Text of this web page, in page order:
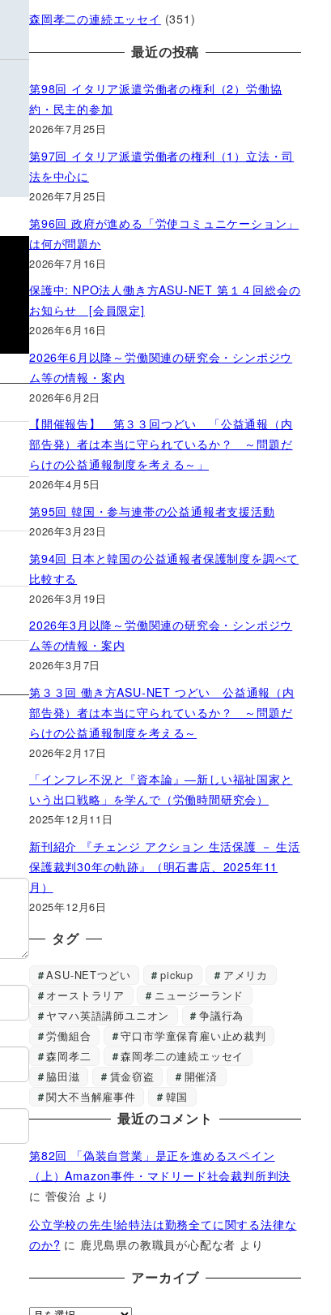
森岡孝二の連続エッセイ (351)
最近の投稿
第98回 イタリア派遣労働者の権利（2）労働協
約・民主的参加
2026年7月25日
第97回 イタリア派遣労働者の権利（1）立法・司
法を中心に
2026年7月25日
第96回 政府が進める「労使コミュニケーション」
は何が問題か
2026年7月16日
保護中: NPO法人働き方ASU-NET 第１４回総会の
お知らせ [会員限定]
2026年6月16日
2026年6月以降～労働関連の研究会・シンポジウ
ム等の情報・案内
2026年6月2日
【開催報告】 第３３回つどい 「公益通報（内
部告発）者は本当に守られているか？ ～問題だ
らけの公益通報制度を考える～」
2026年4月5日
第95回 韓国・参与連帯の公益通報者支援活動
2026年3月23日
第94回 日本と韓国の公益通報者保護制度を調べて
比較する
2026年3月19日
2026年3月以降～労働関連の研究会・シンポジウ
ム等の情報・案内
2026年3月7日
第３３回 働き方ASU-NET つどい 公益通報（内
部告発）者は本当に守られているか？ ～問題だ
らけの公益通報制度を考える～
2026年2月17日
「インフレ不況と『資本論』―新しい福祉国家と
いう出口戦略」を学んで（労働時間研究会）
2025年12月11日
新刊紹介 『チェンジ アクション 生活保護 － 生活
保護裁判30年の軌跡』（明石書店、2025年11
月）
2025年12月6日
タグ
ASU-NETつどい pickup
アメリカ
オーストラリア
ニュージーランド
ヤマハ英語講師ユニオン
争議行為
労働組合
守口市学童保育雇い止め裁判
森岡孝二
森岡孝二の連続エッセイ
脇田滋
賃金窃盗
開催済
関大不当解雇事件
韓国
最近のコメント
第82回 「偽装自営業」是正を進めるスペイン
（上）Amazon事件・マドリード社会裁判所判決
に 菅俊治 より
公立学校の先生!給特法は勤務全てに関する法律な
のか? に 鹿児島県の教職員が心配な者 より
アーカイブ